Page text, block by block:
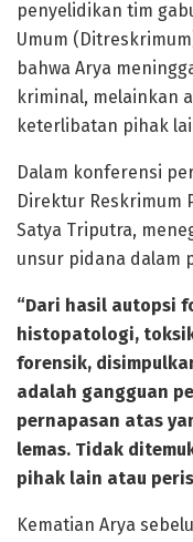
penyelidikan tim
Umum
bahwa Arya
kriminal, melainkan
keterlibatan pihak
Dalam konferensi
Direktur Reskrimum
Satya Triputra,
unsur pidana dalam
“Dari hasil autopsi
histopatologi,
forensik,
adalah gangguan
pernapasan atas
lemas. Tidak
pihak lain atau
Kematian Arya